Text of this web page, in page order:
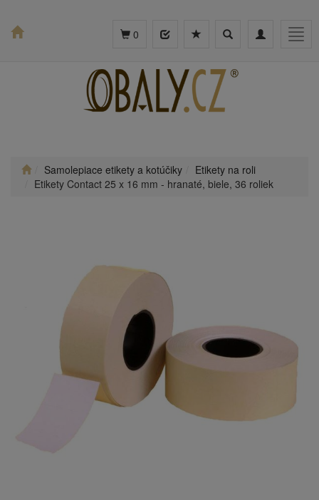
Toggle
Toggle
0
Samolepiace etikety a kotúčiky
Etikety na roli
Etikety Contact 25 x 16 mm - hranaté, biele, 36 roliek